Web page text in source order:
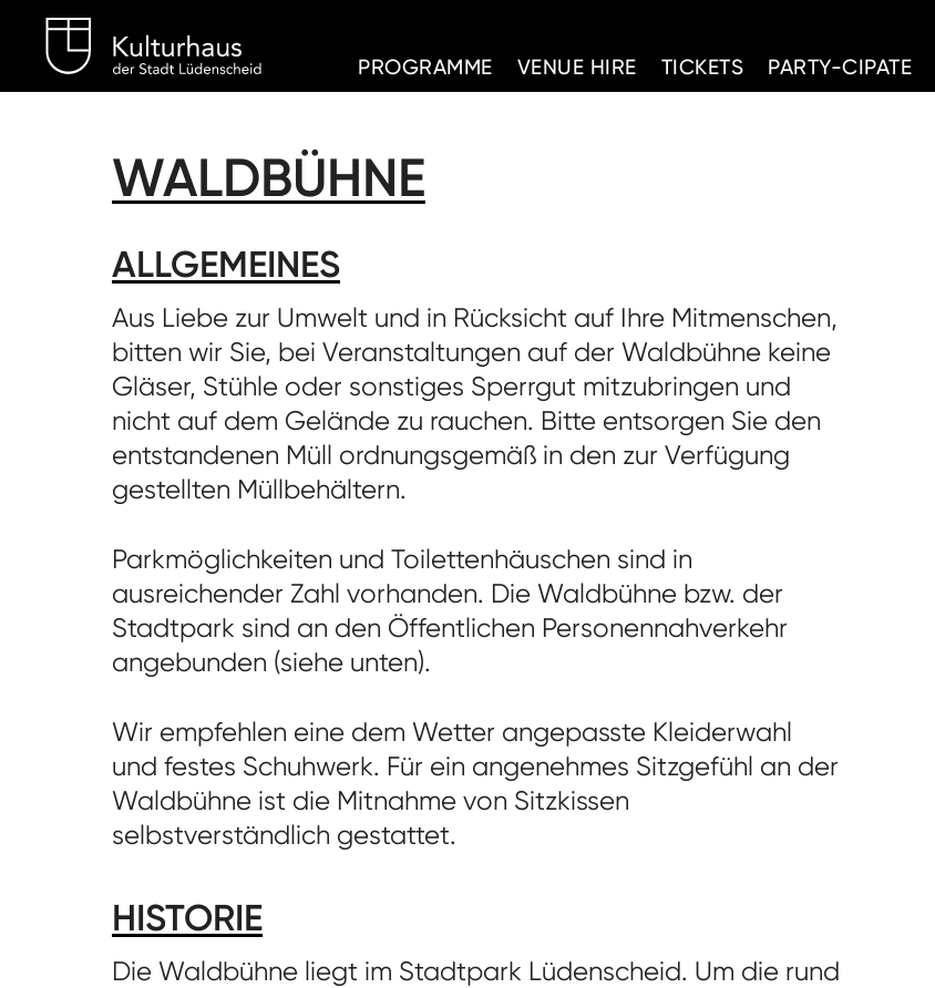
PROGRAMME
VENUE HIRE TICKETS PARTY-CIPATE
WALDBÜHNE
ALLGEMEINES
Aus Liebe zur Umwelt und in Rücksicht auf Ihre Mitmenschen,
bitten wir Sie, bei Veranstaltungen auf der Waldbühne keine
Gläser, Stühle oder sonstiges Sperrgut mitzubringen und
nicht auf dem Gelände zu rauchen. Bitte entsorgen Sie den
entstandenen Müll ordnungsgemäß in den zur Verfügung
gestellten Müllbehältern.
Parkmöglichkeiten und Toilettenhäuschen sind in
ausreichender Zahl vorhanden. Die Waldbühne bzw. der
Stadtpark sind an den Öffentlichen Personennahverkehr
angebunden (siehe unten).
Wir empfehlen eine dem Wetter angepasste Kleiderwahl
und festes Schuhwerk. Für ein angenehmes Sitzgefühl an der
Waldbühne ist die Mitnahme von Sitzkissen
selbstverständlich gestattet.
HISTORIE
Die Waldbühne liegt im Stadtpark Lüdenscheid. Um die rund